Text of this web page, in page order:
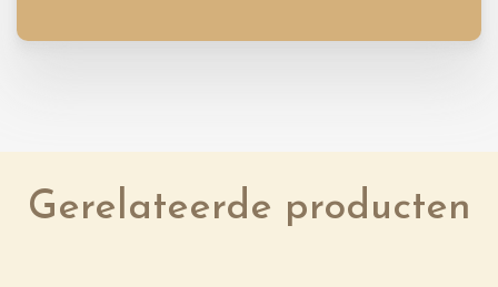
Gerelateerde producten